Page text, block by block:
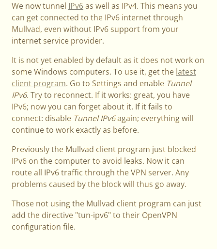
We now tunnel IPv6as well as IPv4. This means you
can get connected to the IPv6 internet through
Mullvad, even without IPv6 support from your
internet service provider.
It is not yet enabled by default as it does not work on
some Windows computers. To use it, get the latest
client program. Go to Settings and enable Tunnel
IPv6. Try to reconnect. If it works: great, you have
IPv6; now you can forget about it. If it fails to
connect: disable Tunnel IPv6again; everything will
continue to work exactly as before.
Previously the Mullvad client program just blocked
IPv6 on the computer to avoid leaks. Now it can
route all IPv6 traffic through the VPN server. Any
problems caused by the block will thus go away.
Those not using the Mullvad client program can just
add the directive "tun-ipv6" to their OpenVPN
configuration file.